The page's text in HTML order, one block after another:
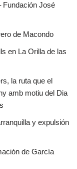
Fundación José
de Macondo
en La Orilla de las
la ruta que el
amb motiu del Dia
y expulsión
de García